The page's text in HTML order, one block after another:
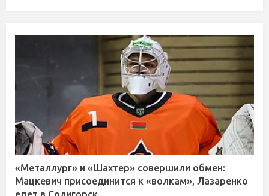
«Металлург» и «Шахтер» совершили обмен:
Мацкевич присоединится к «волкам», Лазаренко